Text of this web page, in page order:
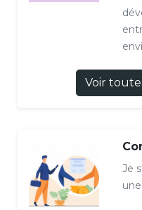
Voir
Je